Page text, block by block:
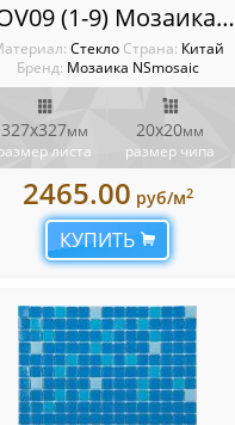
COV09 (1-9) Мозаика NSmosaic
Стекло Cтрана: Китай
Бренд: Мозаика NSmosaic
327x327мм
листа
20х20мм
размер чипа
2465.00 руб/м2
КУПИТЬ